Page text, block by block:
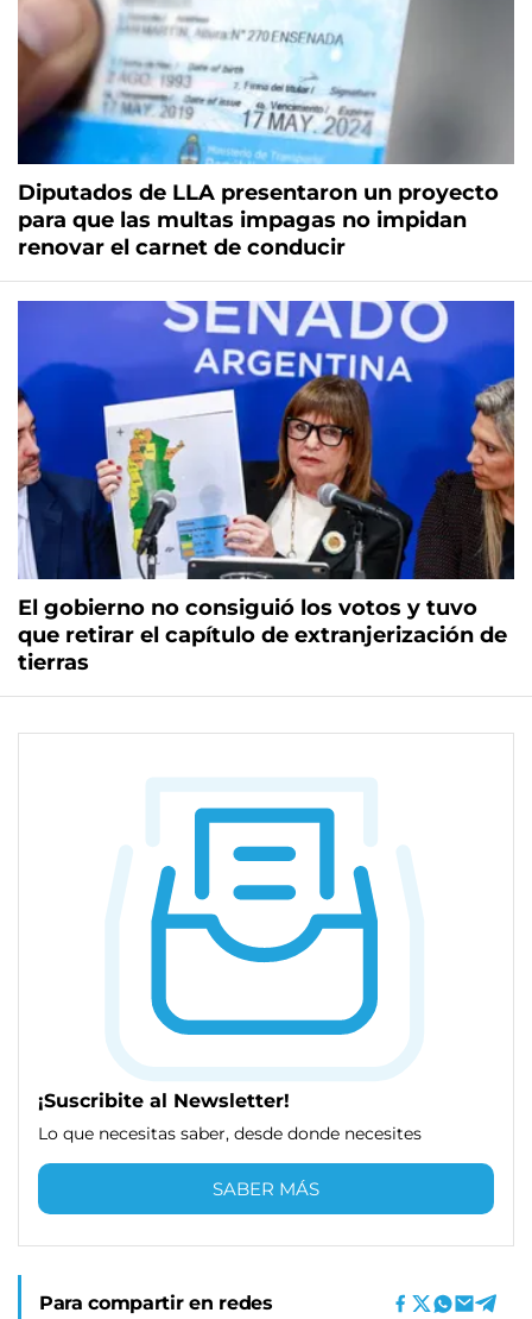
Diputados de LLA presentaron un proyecto
para que las multas impagas no impidan
renovar el carnet de conducir
El gobierno no consiguió los votos y tuvo
que retirar el capítulo de extranjerización de
tierras
¡Suscribite al Newsletter!
Lo que necesitas saber, desde donde necesites
SABER MÁS
Para compartir en redes